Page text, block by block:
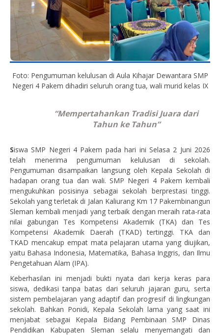
Foto: Pengumuman kelulusan di Aula Kihajar Dewantara SMP
Negeri 4 Pakem dihadiri seluruh orang tua, wali murid kelas IX
“Mempertahankan Tradisi Juara dari
Tahun ke Tahun”
Siswa SMP Negeri 4 Pakem pada hari ini Selasa 2 Juni 2026
telah menerima pengumuman kelulusan di sekolah.
Pengumuman disampaikan langsung oleh Kepala Sekolah di
hadapan orang tua dan wali. SMP Negeri 4 Pakem kembali
mengukuhkan posisinya sebagai sekolah berprestasi tinggi.
Sekolah yang terletak di Jalan Kaliurang Km 17 Pakembinangun
Sleman kembali menjadi yang terbaik dengan meraih rata-rata
nilai gabungan Tes Kompetensi Akademik (TKA) dan Tes
Kompetensi Akademik Daerah (TKAD) tertinggi. TKA dan
TKAD mencakup empat mata pelajaran utama yang diujikan,
yaitu Bahasa Indonesia, Matematika, Bahasa Inggris, dan Ilmu
Pengetahuan Alam (IPA).
Keberhasilan ini menjadi bukti nyata dari kerja keras para
siswa, dedikasi tanpa batas dari seluruh jajaran guru, serta
sistem pembelajaran yang adaptif dan progresif di lingkungan
sekolah. Bahkan Ponidi, Kepala Sekolah lama yang saat ini
menjabat sebagai Kepala Bidang Pembinaan SMP Dinas
Pendidikan Kabupaten Sleman selalu menyemangati dan